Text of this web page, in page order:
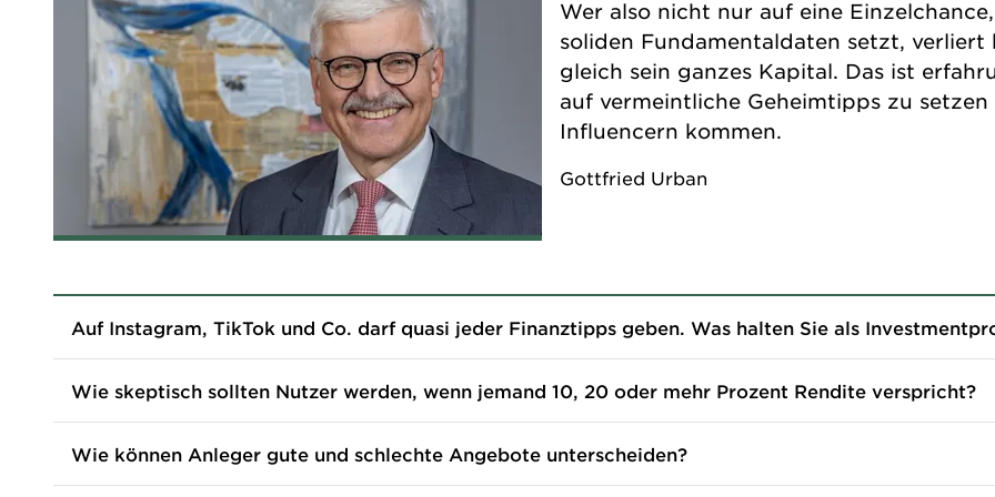
Wer also nicht nur auf eine
soliden Fundamentaldaten setzt,
gleich sein ganzes Kapital. Das ist
auf vermeintliche Geheimtipps zu
Influencern kommen.
Gottfried Urban
Auf Instagram, TikTok und Co. darf quasi jeder Finanztipps geben. Was halten Sie als
Wie skeptisch sollten Nutzer werden, wenn jemand 10, 20 oder mehr Prozent Rendite verspricht?
Wie können Anleger gute und schlechte Angebote unterscheiden?